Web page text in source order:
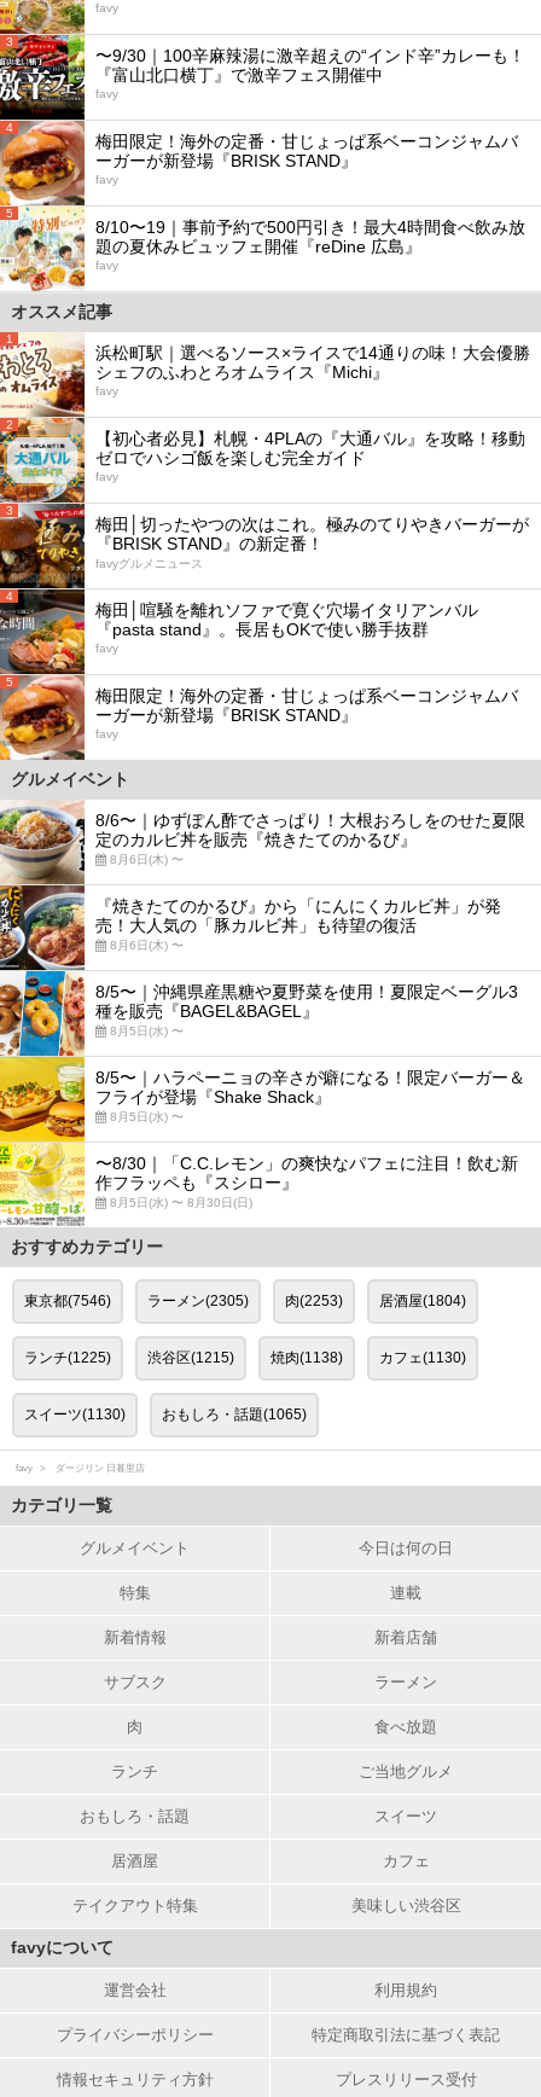
favy
3
〜9/30｜100辛麻辣湯に激辛超えの“インド辛”カレーも！
『富山北口横丁』で激辛フェス開催中
favy
4
梅田限定！海外の定番・甘じょっぱ系ベーコンジャムバ
ーガーが新登場『BRISK STAND』
favy
5
8/10〜19｜事前予約で500円引き！最大4時間食べ飲み放
題の夏休みビュッフェ開催『reDine 広島』
favy
オススメ記事
1
浜松町駅｜選べるソース×ライスで14通りの味！大会優勝
シェフのふわとろオムライス『Michi』
favy
2
【初心者必見】札幌・4PLAの『大通バル』を攻略！移動
ゼロでハシゴ飯を楽しむ完全ガイド
favy
3
梅田│切ったやつの次はこれ。極みのてりやきバーガーが
『BRISK STAND』の新定番！
favyグルメニュース
4
梅田│喧騒を離れソファで寛ぐ穴場イタリアンバル
『pasta stand』。長居もOKで使い勝手抜群
favy
5
梅田限定！海外の定番・甘じょっぱ系ベーコンジャムバ
ーガーが新登場『BRISK STAND』
favy
グルメイベント
8/6〜｜ゆずぽん酢でさっぱり！大根おろしをのせた夏限
定のカルビ丼を販売『焼きたてのかるび』
8月6日(木) 〜
『焼きたてのかるび』から「にんにくカルビ丼」が発
売！大人気の「豚カルビ丼」も待望の復活
8月6日(木) 〜
8/5〜｜沖縄県産黒糖や夏野菜を使用！夏限定ベーグル3
種を販売『BAGEL&BAGEL』
8月5日(水) 〜
8/5〜｜ハラペーニョの辛さが癖になる！限定バーガー＆
フライが登場『Shake Shack』
8月5日(水) 〜
〜8/30｜「C.C.レモン」の爽快なパフェに注目！飲む新
作フラッペも『スシロー』
8月5日(水) 〜 8月30日(日)
おすすめカテゴリー
東京都(7546) ラーメン(2305) 肉(2253) 居酒屋(1804)
ランチ(1225) 渋谷区(1215) 焼肉(1138) カフェ(1130)
スイーツ(1130) おもしろ・話題(1065)
favy ダージリン 日暮里店
カテゴリ一覧
グルメイベント 今日は何の日
特集 連載
新着情報 新着店舗
サブスク ラーメン
肉 食べ放題
ランチ ご当地グルメ
おもしろ・話題 スイーツ
居酒屋 カフェ
テイクアウト特集 美味しい渋谷区
favyについて
運営会社 利用規約
プライバシーポリシー 特定商取引法に基づく表記
情報セキュリティ方針 プレスリリース受付